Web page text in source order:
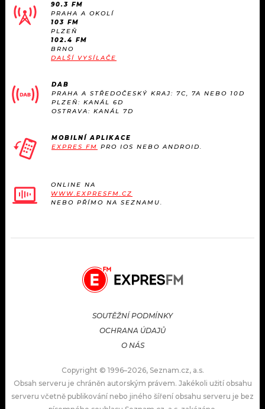
90.3 FM
PRAHA A OKOLÍ
103 FM
PLZEŇ
102.4 FM
BRNO
DALŠÍ VYSÍLAČE
DAB
PRAHA A STŘEDOČESKÝ KRAJ: 7C, 7A NEBO 10D
PLZEŇ: KANÁL 6D
OSTRAVA: KANÁL 7D
MOBILNÍ APLIKACE
EXPRES FM PRO IOS NEBO ANDROID.
ONLINE NA
WWW.EXPRESFM.CZ
NEBO PŘÍMO NA SEZNAMU.
SOUTĚŽNÍ PODMÍNKY
OCHRANA ÚDAJŮ
O NÁS
Copyright © 1996–2026, Seznam.cz, a.s.
Obsah serveru je chráněn autorským právem. Jakékoli užití obsahu
serveru včetně publikování nebo jiného šíření obsahu serveru je bez